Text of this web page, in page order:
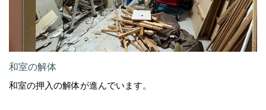
和室の解体
和室の押入の解体が進んでいます。